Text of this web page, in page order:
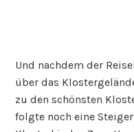
Und nachdem der
über das
zu den schönsten
folgte noch eine